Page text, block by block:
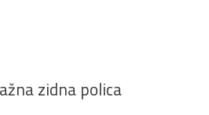
zidna polica